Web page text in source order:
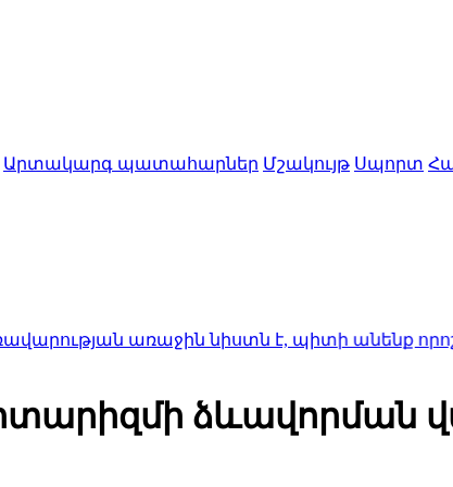
Արտակարգ պատահարներ Մշակույթ Սպորտ
առաջին նիստն է, պիտի անենք որոշ